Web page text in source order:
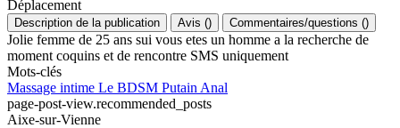
Déplacement
Description de la publication Avis () Commentaires/questions ()
Jolie femme de 25 ans sui vous etes un homme a la recherche de
moment coquins et de rencontre SMS uniquement
Mots-clés
Massage intime Le BDSM Putain Anal
page-post-view.recommended_posts
Aixe-sur-Vienne